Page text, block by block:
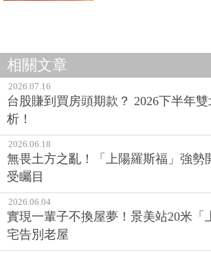
相關文章
2026.07.16
台股賺到買房頭期款？ 2026下半年
析！
2026.06.18
無畏土方之亂！「上陽羅斯福」強勢
受矚目
2026.06.04
實現一輩子不換屋夢！景美站20米「
宅告別老屋